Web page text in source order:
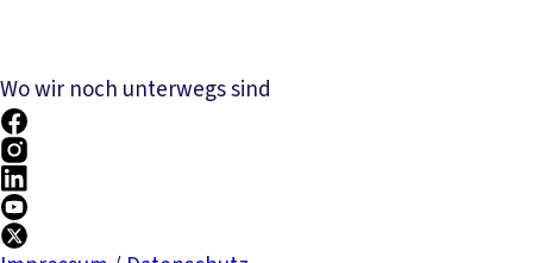
Wo wir noch unterwegs sind